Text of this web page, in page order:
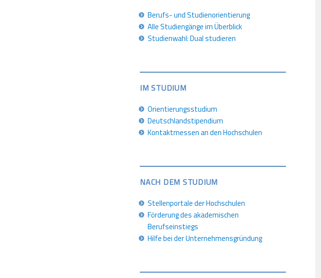
Berufs- und Studienorientierung
Alle Studiengänge im Überblick
Studienwahl: Dual studieren
IM STUDIUM
Orientierungsstudium
Deutschlandstipendium
Kontaktmessen an den Hochschulen
NACH DEM STUDIUM
Stellenportale der Hochschulen
Förderung des akademischen
Berufseinstiegs
Hilfe bei der Unternehmensgründung